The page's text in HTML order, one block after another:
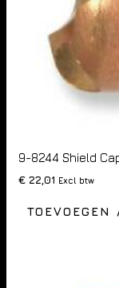
9-8244 Shield
€ 22,01 Excl btw
TOEVOEGEN